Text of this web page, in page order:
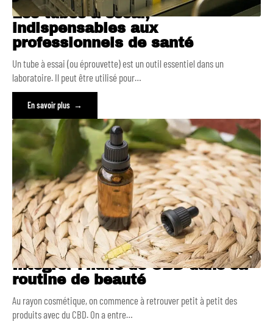
Les tubes à essai,
indispensables aux
professionnels de santé
Un tube à essai (ou éprouvette) est un outil essentiel dans un
laboratoire. Il peut être utilisé pour…
En savoir plus
Intégrer l’huile de CBD dans sa
routine de beauté
Au rayon cosmétique, on commence à retrouver petit à petit des
produits avec du CBD. On a entre…